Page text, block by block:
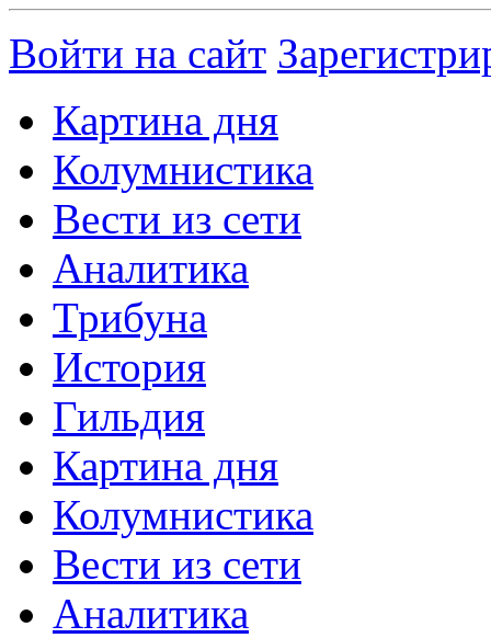
Войти на сайт
Картина дня
Колумнистика
Вести из сети
Аналитика
Трибуна
История
Гильдия
Картина дня
Колумнистика
Вести из сети
Аналитика